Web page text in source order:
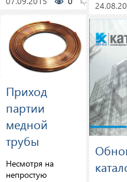
Приход
партии
медной
трубы
Несмотря на
непростую